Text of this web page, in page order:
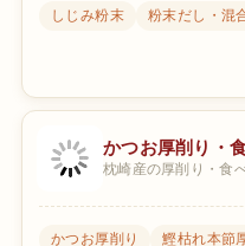
しじみ粉末 粉末だし・混
かつお厚削り・
枕崎産の厚削り・食
かつお厚削り 鰹枯れ本節